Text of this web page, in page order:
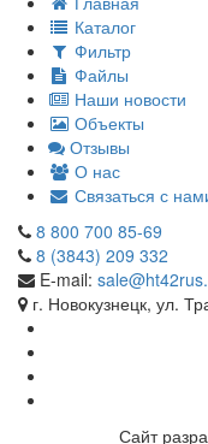
Каталог
Фильтр
Файлы
Наши новости
Объекты
Отзывы
О нас
Связаться с
8 800 700 85-69
8 (3843) 209 332
E-mail:
г. Новокузнецк, ул.
Сайт